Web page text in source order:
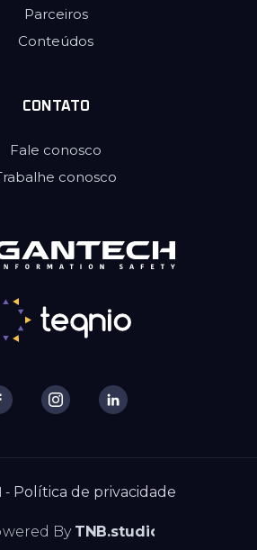
Parceiros
Conteúdos
CONTATO
Fale conosco
conosco
- Política de privacidade
By TNB.studio